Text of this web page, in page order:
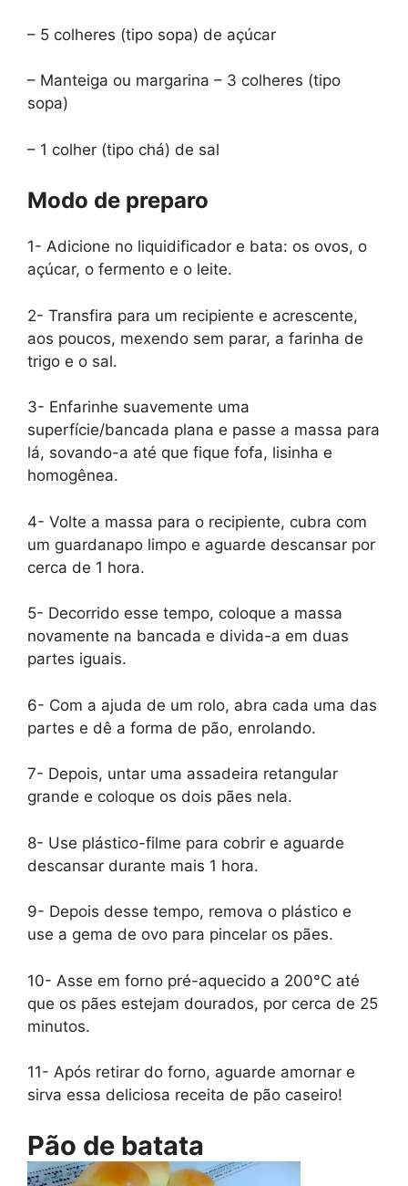
– 5 colheres (tipo sopa) de açúcar
– Manteiga ou margarina – 3 colheres (tipo
sopa)
– 1 colher (tipo chá) de sal
Modo de preparo
1- Adicione no liquidificador e bata: os ovos, o
açúcar, o fermento e o leite.
2- Transfira para um recipiente e acrescente,
aos poucos, mexendo sem parar, a farinha de
trigo e o sal.
3- Enfarinhe suavemente uma
superfície/bancada plana e passe a massa para
lá, sovando-a até que fique fofa, lisinha e
homogênea.
4- Volte a massa para o recipiente, cubra com
um guardanapo limpo e aguarde descansar por
cerca de 1 hora.
5- Decorrido esse tempo, coloque a massa
novamente na bancada e divida-a em duas
partes iguais.
6- Com a ajuda de um rolo, abra cada uma das
partes e dê a forma de pão, enrolando.
7- Depois, untar uma assadeira retangular
grande e coloque os dois pães nela.
8- Use plástico-filme para cobrir e aguarde
descansar durante mais 1 hora.
9- Depois desse tempo, remova o plástico e
use a gema de ovo para pincelar os pães.
10- Asse em forno pré-aquecido a 200°C até
que os pães estejam dourados, por cerca de 25
minutos.
11- Após retirar do forno, aguarde amornar e
sirva essa deliciosa receita de pão caseiro!
Pão de batata